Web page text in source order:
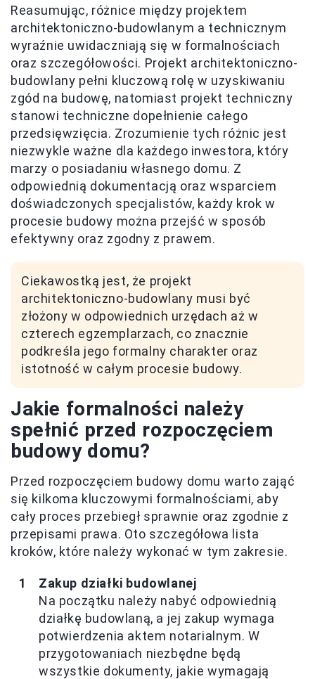
Reasumując, różnice między projektem
architektoniczno-budowlanym a technicznym
wyraźnie uwidaczniają się w formalnościach
oraz szczegółowości. Projekt architektoniczno-
budowlany pełni kluczową rolę w uzyskiwaniu
zgód na budowę, natomiast projekt techniczny
stanowi techniczne dopełnienie całego
przedsięwzięcia. Zrozumienie tych różnic jest
niezwykle ważne dla każdego inwestora, który
marzy o posiadaniu własnego domu. Z
odpowiednią dokumentacją oraz wsparciem
doświadczonych specjalistów, każdy krok w
procesie budowy można przejść w sposób
efektywny oraz zgodny z prawem.
Ciekawostką jest, że projekt
architektoniczno-budowlany musi być
złożony w odpowiednich urzędach aż w
czterech egzemplarzach, co znacznie
podkreśla jego formalny charakter oraz
istotność w całym procesie budowy.
Jakie formalności należy
spełnić przed rozpoczęciem
budowy domu?
Przed rozpoczęciem budowy domu warto zająć
się kilkoma kluczowymi formalnościami, aby
cały proces przebiegł sprawnie oraz zgodnie z
przepisami prawa. Oto szczegółowa lista
kroków, które należy wykonać w tym zakresie.
Zakup działki budowlanej
Na początku należy nabyć odpowiednią
działkę budowlaną, a jej zakup wymaga
potwierdzenia aktem notarialnym. W
przygotowaniach niezbędne będą
wszystkie dokumenty, jakie wymagają